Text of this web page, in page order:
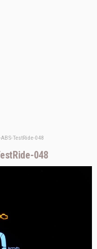
TestRide-048
048